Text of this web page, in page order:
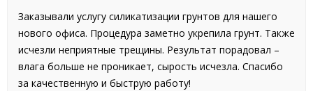
Заказывали услугу силикатизации грунтов для нашего
нового офиса. Процедура заметно укрепила грунт. Также
исчезли неприятные трещины. Результат порадовал –
влага больше не проникает, сырость исчезла. Спасибо
за качественную и быструю работу!